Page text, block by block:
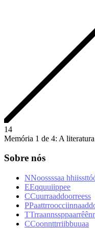
14
Memória 1 de 4: A
Sobre nós
NNoossssaa hhiissttó
EEqquuiippee
CCuurraaddoorreess
PPaattrroocciinnaadd
TTrraannssppaarrêên
CCoonnttrriibbuuaa